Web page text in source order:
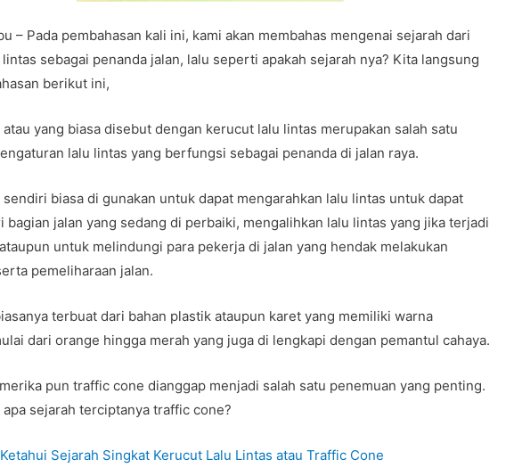
– Pada pembahasan kali ini, kami akan membahas mengenai sejarah dari
sebagai penanda jalan, lalu seperti apakah sejarah nya? Kita langsung
berikut ini,
yang biasa disebut dengan kerucut lalu lintas merupakan salah satu
lalu lintas yang berfungsi sebagai penanda di jalan raya.
biasa di gunakan untuk dapat mengarahkan lalu lintas untuk dapat
bagian jalan yang sedang di perbaiki, mengalihkan lalu lintas yang jika terjadi
untuk melindungi para pekerja di jalan yang hendak melakukan
pemeliharaan jalan.
terbuat dari bahan plastik ataupun karet yang memiliki warna
dari orange hingga merah yang juga di lengkapi dengan pemantul cahaya.
pun traffic cone dianggap menjadi salah satu penemuan yang penting.
sejarah terciptanya traffic cone?
Ketahui Sejarah Singkat Kerucut Lalu Lintas atau Traffic Cone